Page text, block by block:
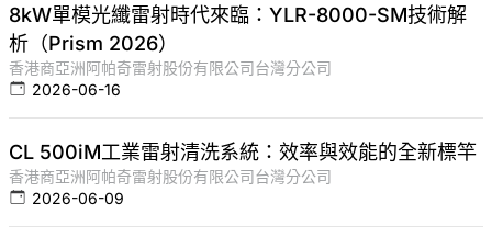
8kW單模光纖雷射時代來臨：YLR-8000-SM技術解
析（Prism 2026）
香港商亞洲阿帕奇雷射股份有限公司台灣分公司
2026-06-16
CL 500iM工業雷射清洗系統：效率與效能的全新標竿
香港商亞洲阿帕奇雷射股份有限公司台灣分公司
2026-06-09